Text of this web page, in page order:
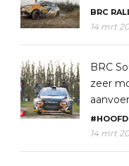
BRC
14 mrt
BRC
zeer
14 mrt